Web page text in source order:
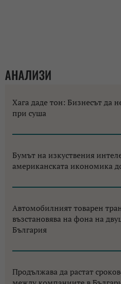
АНАЛИЗИ
Хага даде тон: Бизнесът да
при суша
Бумът на изкуствения
американската икономика
Автомобилният товарен
възстановява на фона на
България
Продължава да растат